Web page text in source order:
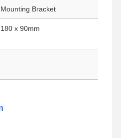
Bracket
x 90mm